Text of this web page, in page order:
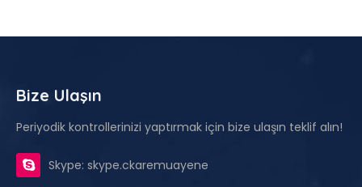
Bize Ulaşın
Periyodik kontrollerinizi yaptırmak için bize ulaşın teklif alın!
Skype: skype.ckaremuayene